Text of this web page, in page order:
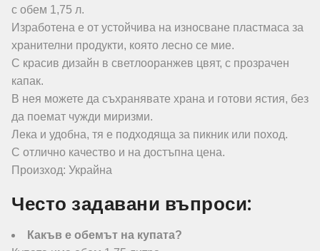
с обем 1,75 л.
Изработена е от устойчива на износване пластмаса за
хранителни продукти, която лесно се мие.
С красив дизайн в светлооранжев цвят, с прозрачен
капак.
В нея можете да съхранявате храна и готови ястия, без
да поемат чужди миризми.
Лека и удобна, тя е подходяща за пикник или поход.
С отлично качество и на достъпна цена.
Произход: Украйна
Често задавани въпроси:
Какъв е обемът на купата?